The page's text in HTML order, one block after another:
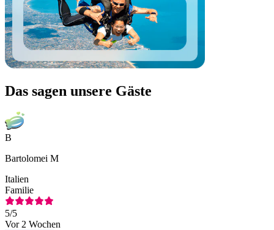
Das sagen unsere Gäste
B
Bartolomei M
Italien
Familie
5/5
Vor 2 Wochen